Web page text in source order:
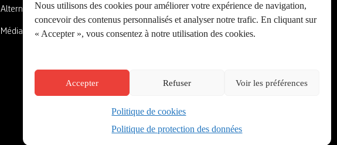
Nous utilisons des cookies pour améliorer votre expérience de navigation,
concevoir des contenus personnalisés et analyser notre trafic. En cliquant sur
« Accepter », vous consentez à notre utilisation des cookies.
Accepter Refuser Voir les préférences
Politique de cookies
Politique de protection des données
Alternatives
Médias
A côté de la plaque
Créé par